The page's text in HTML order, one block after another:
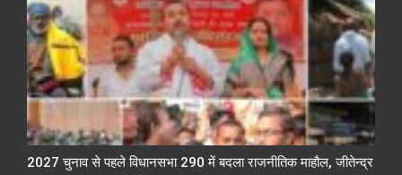
2027 चुनाव से पहले विधानसभा 290 में बदला राजनीतिक माहौल, जीतेन्द्र